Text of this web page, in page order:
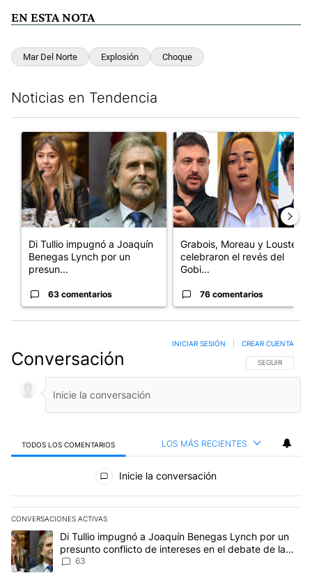
EN ESTA NOTA
Mar Del Norte Explosión Choque
Noticias en Tendencia
Un artículo de tendencia con el título "Di Tullio impugnó a
Di Tullio impugnó a Joaquín
Benegas Lynch por un
presun...
63 comentarios
Un artículo de tendencia con
Grabois, Moreau y Lousteau
celebraron el revés del
Gobi...
76 comentarios
Conversación SIGA ESTA
SEGUIR
INICIAR SESIÓN CREAR CUENTA
TODOS LOS COMENTARIOS LOS MÁS RECIENTES
Todos los comentarios
Inicie la conversación
CONVERSACIONES ACTIVAS
Este listado muestra los artículos con más comentarios en los
Un artículo de tendencia con el título "Di Tullio impugnó a
Di Tullio impugnó a Joaquín Benegas Lynch por un
presunto conflicto de intereses en el debate de la
Ley de Tierras
63